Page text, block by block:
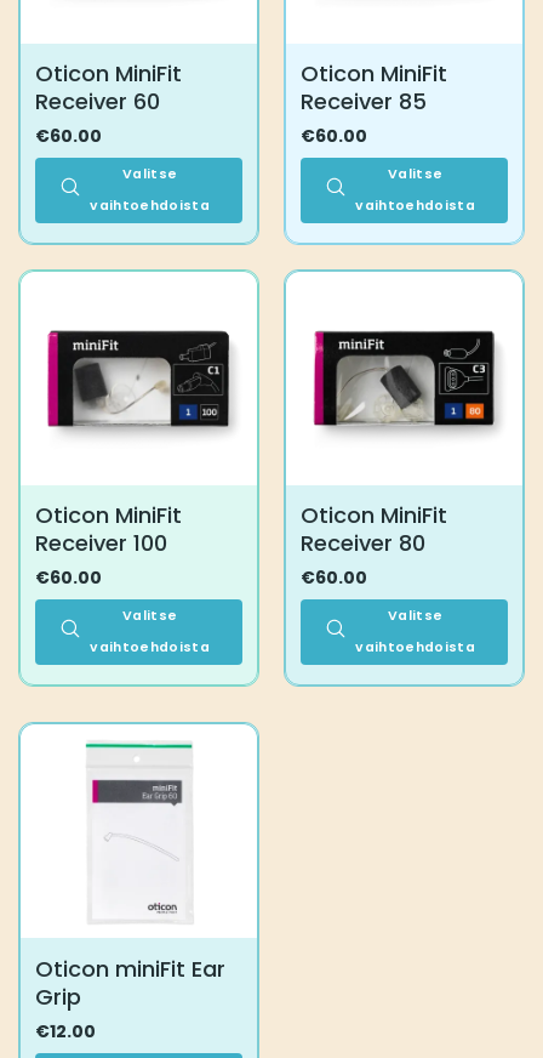
Oticon MiniFit
Receiver 60
€60.00
Valitse
vaihtoehdoista
muunnelma.
tehdä
valinnat
tuotteen
Oticon MiniFit
Receiver 85
€60.00
Valitse
vaihtoehdoista
muunnelma.
Voit
tehdä
valinnat
tuotteen
Oticon MiniFit
Receiver 100
€60.00
Valitse
vaihtoehdoista
on
useampi
muunnelma.
Oticon MiniFit
Receiver 80
€60.00
Valitse
vaihtoehdoista
Oticon miniFit Ear
Grip
€12.00